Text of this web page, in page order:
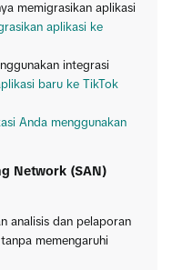
memigrasikan aplikasi
aplikasi ke
integrasi
baru ke TikTok
Anda menggunakan
Network (SAN)
analisis dan pelaporan
memengaruhi